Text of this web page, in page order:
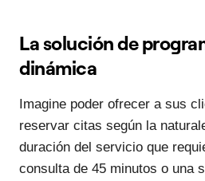
La solución de
dinámica
Imagine poder ofrecer a sus
reservar citas según la
duración del servicio que
consulta de 45 minutos o una